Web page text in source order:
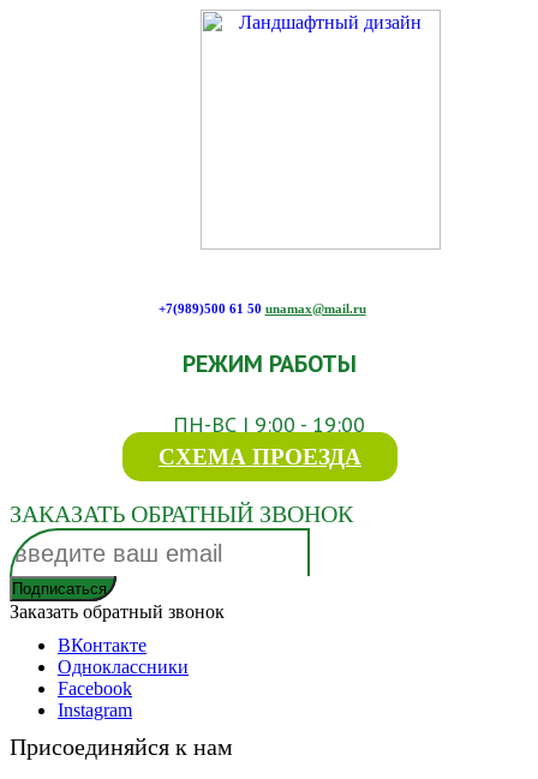
+7(989)500 61 50 unamax@mail.ru
РЕЖИМ РАБОТЫ
ПН-ВС | 9:00 - 19:00
СХЕМА ПРОЕЗДА
ЗАКАЗАТЬ ОБРАТНЫЙ ЗВОНОК
Заказать обратный звонок
ВКонтакте
Одноклассники
Facebook
Instagram
Присоединяйся к нам